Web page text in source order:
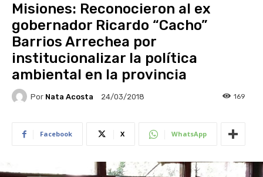
Misiones: Reconocieron al ex
gobernador Ricardo “Cacho”
Barrios Arrechea por
institucionalizar la política
ambiental en la provincia
Por Nata Acosta 24/03/2018 169
Facebook X WhatsApp